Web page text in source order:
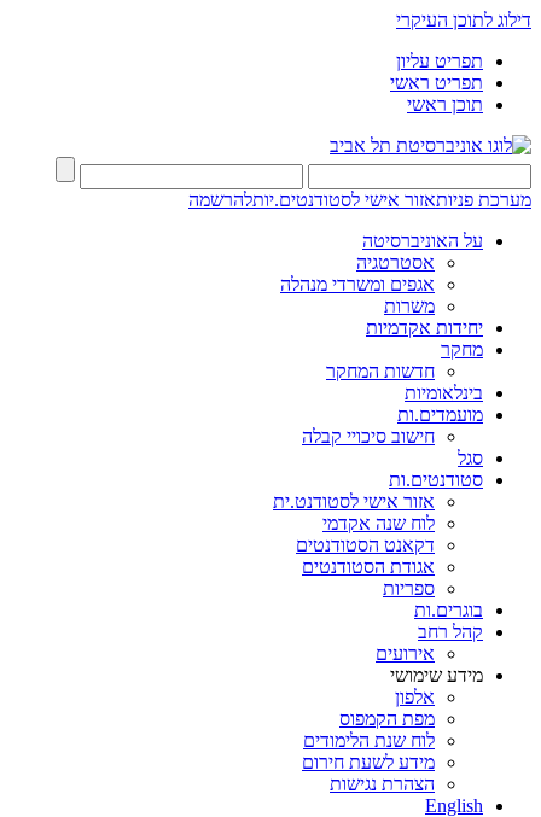
דילוג לתוכן העיקרי
תפריט עליון
תפריט ראשי
תוכן ראשי
מערכת פניותאזור אישי לסטודנטים.יותלהרשמה
על האוניברסיטה
אסטרטגיה
אגפים ומשרדי מנהלה
משרות
יחידות אקדמיות
מחקר
חדשות המחקר
בינלאומיות
מועמדים.ות
חישוב סיכויי קבלה
סגל
סטודנטים.ות
אזור אישי לסטודנט.ית
לוח שנה אקדמי
דקאנט הסטודנטים
אגודת הסטודנטים
ספריות
בוגרים.ות
קהל רחב
אירועים
מידע שימושי
אלפון
מפת הקמפוס
לוח שנת הלימודים
מידע לשעת חירום
הצהרת נגישות
English